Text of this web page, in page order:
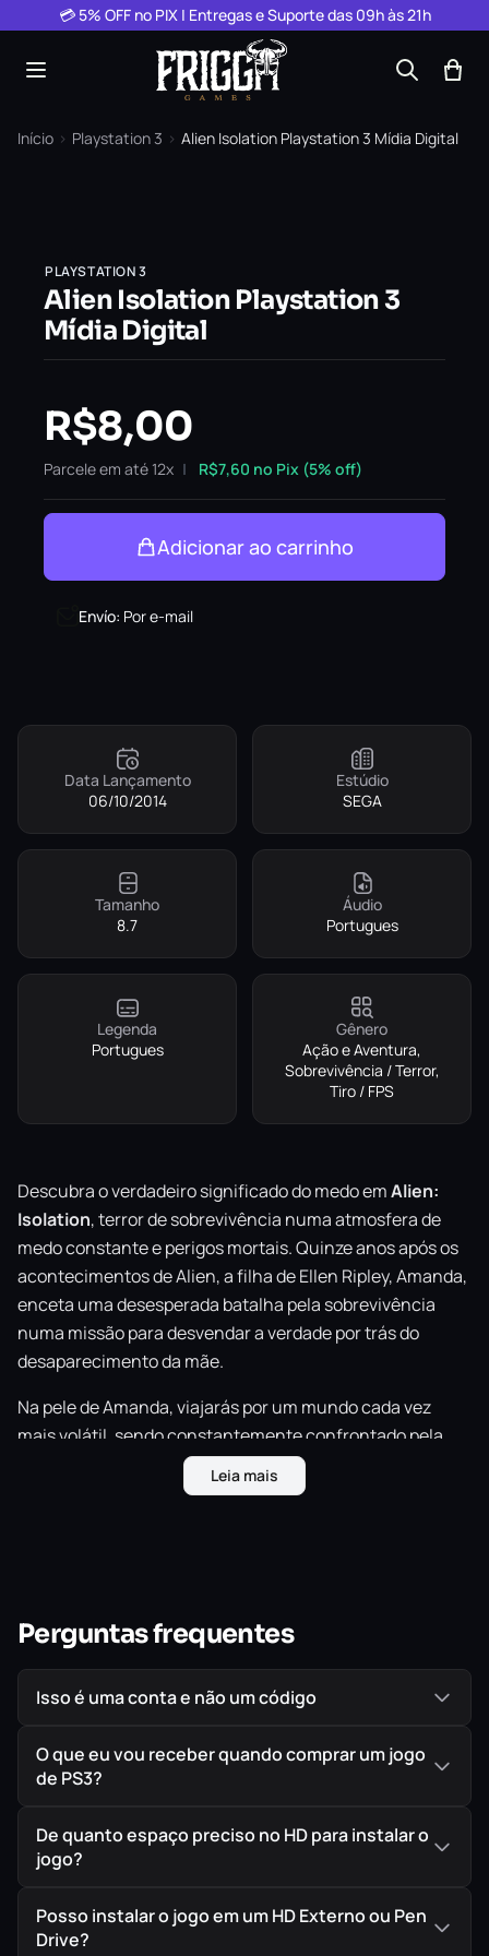
Pular para o conteúdo
💳 5% OFF no PIX | Entregas e Suporte das 09h às 21h
Início › Playstation 3 › Alien Isolation Playstation 3 Mídia Digital
PLAYSTATION 3
Alien Isolation Playstation 3
Mídia Digital
R$8,00
Parcele em até 12x R$7,60 no Pix (5% off)
Adicionar ao carrinho
Envío: Por e-mail
Data Lançamento
06/10/2014
Estúdio
SEGA
Tamanho
8.7
Áudio
Portugues
Legenda
Portugues
Gênero
Ação e Aventura,
Sobrevivência / Terror,
Tiro / FPS
Descubra o verdadeiro significado do medo emAlien:
Isolation, terror de sobrevivência numa atmosfera de
medo constante e perigos mortais. Quinze anos após os
acontecimentos de Alien, a filha de Ellen Ripley, Amanda,
enceta uma desesperada batalha pela sobrevivência
numa missão para desvendar a verdade por trás do
desaparecimento da mãe.
Na pele de Amanda, viajarás por um mundo cada vez
mais volátil, sendo constantemente confrontado pela
população desesperada e em pânico, e por um Alien
imprevisível e implacável.
Leia mais
Perguntas frequentes
Isso é uma conta e não um código
O que eu vou receber quando comprar um jogo
de PS3?
De quanto espaço preciso no HD para instalar o
jogo?
Posso instalar o jogo em um HD Externo ou Pen
Drive?